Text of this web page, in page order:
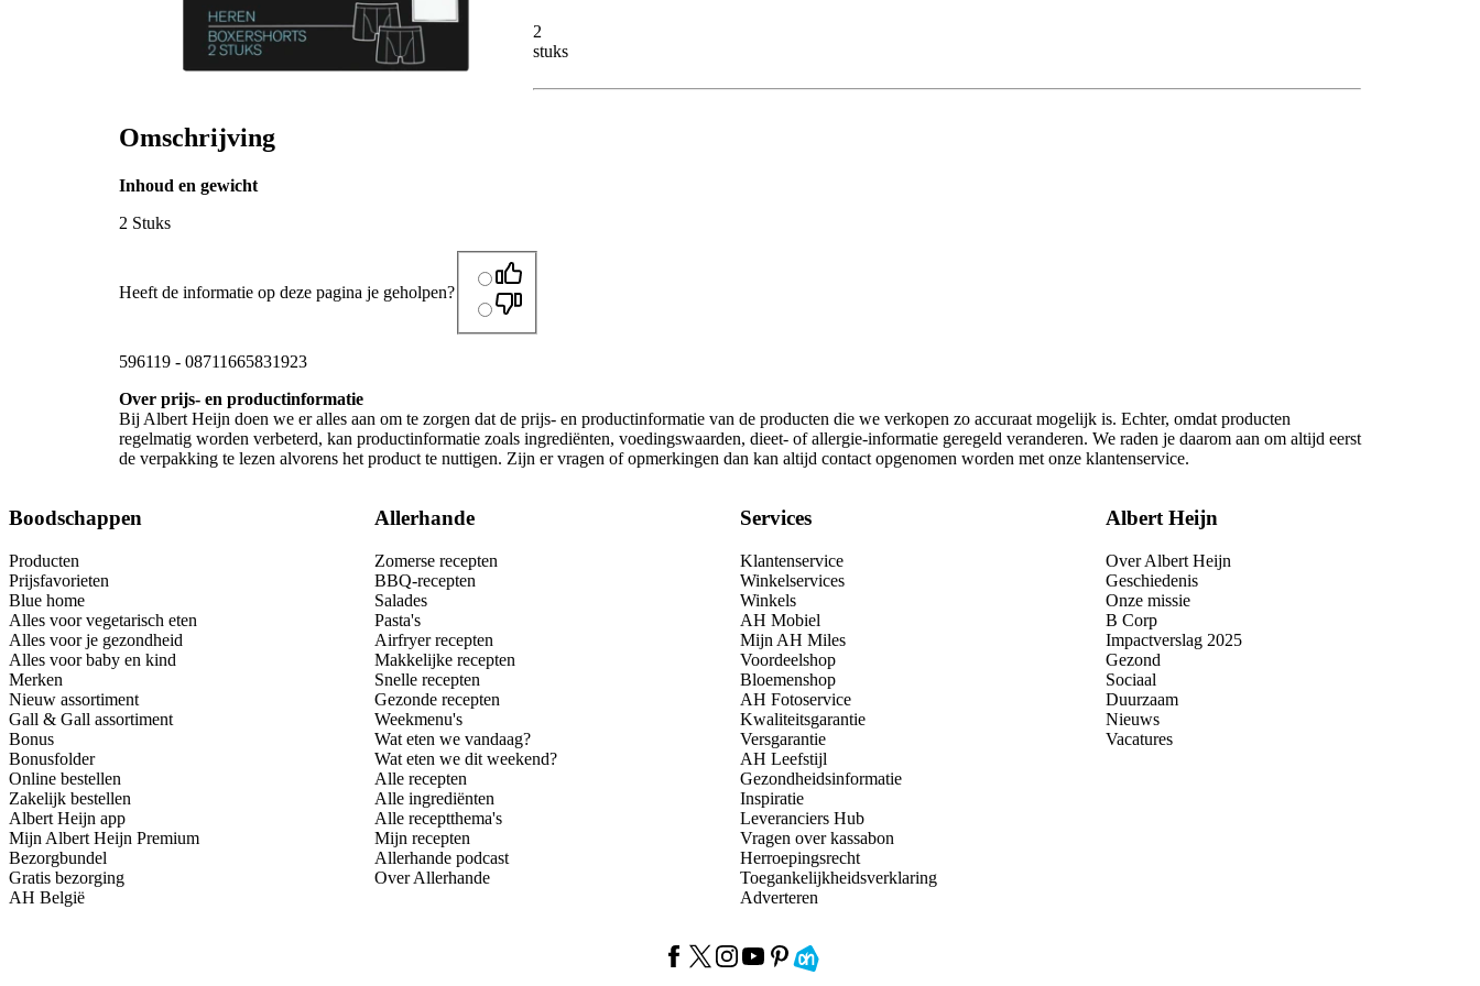
2
stuks
Omschrijving
Inhoud en gewicht
2 Stuks
Heeft de informatie op deze pagina je geholpen?
596119 - 08711665831923
Over prijs- en productinformatie
Bij Albert Heijn doen we er alles aan om te zorgen dat de prijs- en productinformatie van de producten die we verkopen zo accuraat mogelijk is. Echter, omdat producten
regelmatig worden verbeterd, kan productinformatie zoals ingrediënten, voedingswaarden, dieet- of allergie-informatie geregeld veranderen. We raden je daarom aan om altijd eerst
de verpakking te lezen alvorens het product te nuttigen. Zijn er vragen of opmerkingen dan kan altijd contact opgenomen worden met onze klantenservice.
Boodschappen
Producten
Prijsfavorieten
Blue home
Alles voor vegetarisch eten
Alles voor je gezondheid
Alles voor baby en kind
Merken
Nieuw assortiment
Gall & Gall assortiment
Bonus
Bonusfolder
Online bestellen
Zakelijk bestellen
Albert Heijn app
Mijn Albert Heijn Premium
Bezorgbundel
Gratis bezorging
AH België
Allerhande
Zomerse recepten
BBQ-recepten
Salades
Pasta's
Airfryer recepten
Makkelijke recepten
Snelle recepten
Gezonde recepten
Weekmenu's
Wat eten we vandaag?
Wat eten we dit weekend?
Alle recepten
Alle ingrediënten
Alle receptthema's
Mijn recepten
Allerhande podcast
Over Allerhande
Services
Klantenservice
Winkelservices
Winkels
AH Mobiel
Mijn AH Miles
Voordeelshop
Bloemenshop
AH Fotoservice
Kwaliteitsgarantie
Versgarantie
AH Leefstijl
Gezondheidsinformatie
Inspiratie
Leveranciers Hub
Vragen over kassabon
Herroepingsrecht
Toegankelijkheidsverklaring
Adverteren
Albert Heijn
Over Albert Heijn
Geschiedenis
Onze missie
B Corp
Impactverslag 2025
Gezond
Sociaal
Duurzaam
Nieuws
Vacatures